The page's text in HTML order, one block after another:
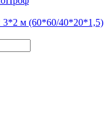
3*2 м (60*60/40*20*1,5)